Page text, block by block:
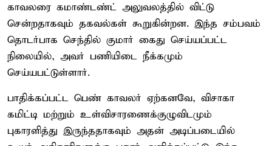
காவலரை கமாண்டண்ட் அலுவலத்தில் விட்டு
சென்றதாகவும் தகவல்கள் கூறுகின்றன. இந்த சம்பவம்
தொடர்பாக செந்தில் குமார் கைது செய்யப்பட்ட
நிலையில், அவர் பணியிடை நீக்கமும்
செய்யபட்டுள்ளார்.
பாதிக்கப்பட்ட பெண் காவலர் ஏற்கனவே, விசாகா
கமிட்டி மற்றும் உள்விசாரணைக்குழுவிடமும்
புகாரளித்து இருந்ததாகவும் அதன் அடிப்படையில்